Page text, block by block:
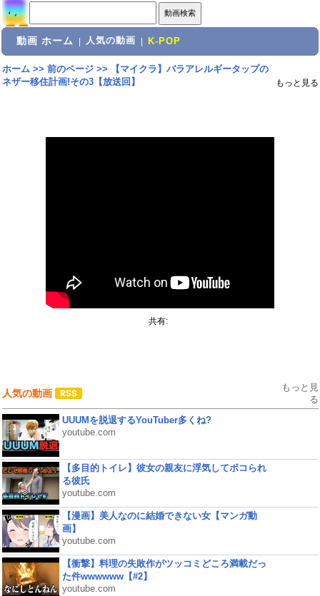
動画 ホーム 人気の動画 K-POP
ホーム>> 前のページ>>
【マイクラ】バラアレルギータップの
ネザー移住計画!その3【放送回】
もっと見る
共有:
人気の動画
もっと見
る
UUUMを脱退するYouTuber多くね?
youtube.com
【多目的トイレ】彼女の親友に浮気してボコられ
る彼氏
youtube.com
【漫画】美人なのに結婚できない女【マンガ動
画】
youtube.com
【衝撃】料理の失敗作がツッコミどころ満載だっ
た件wwwwww【#2】
youtube.com